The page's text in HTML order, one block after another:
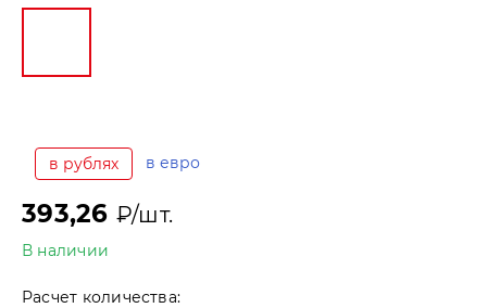
в рублях в евро
393,26 ₽/шт.
В наличии
Расчет количества: